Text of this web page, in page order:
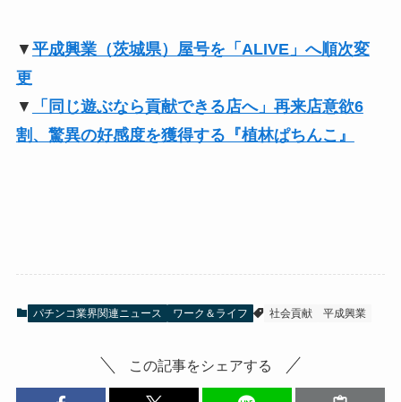
▼ 平成興業（茨城県）屋号を「ALIVE」へ順次変
更
▼
「同じ遊ぶなら貢献できる店へ」再来店意欲6
割、驚異の好感度を獲得する『植林ぱちんこ』
パチンコ業界関連ニュース ワーク＆ライフ 社会貢献 平成興業
この記事をシェアする